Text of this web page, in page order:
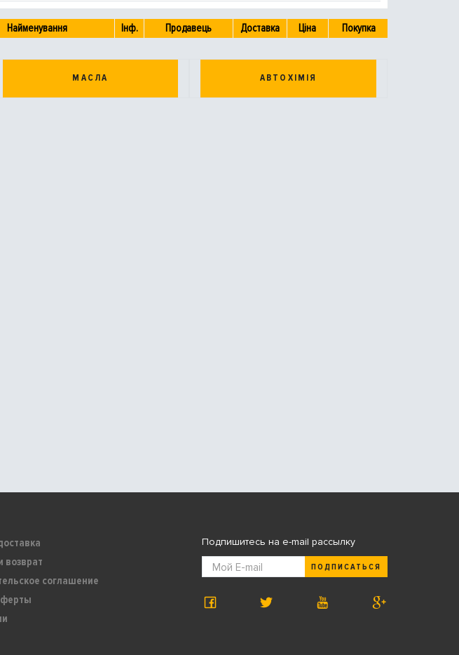
Найменування Інф. Продавець Доставка Ціна Покупка
МАСЛА АВТОХІМІЯ
возврат
соглашение
Подпишитесь на e-mail рассылку
ПОДПИСАТЬСЯ